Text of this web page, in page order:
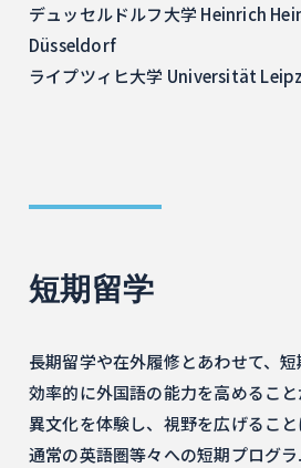
デュッセルドルフ大学 Heinrich
Düsseldorf
ライプツィヒ大学 Universität
短期留学
長期留学や在外履修とあわせて、短
効率的に外国語の能力を高めること
異文化を体験し、視野を広げること
通常の英語圏等々への短期プログ